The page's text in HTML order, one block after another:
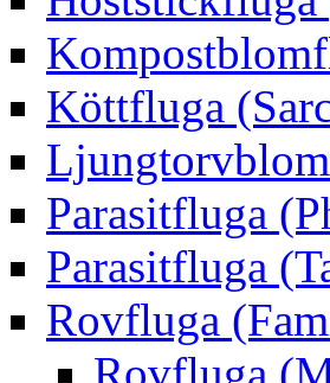
Köttfluga
Parasitfluga
Parasitfluga
Rovfluga
Rovfluga